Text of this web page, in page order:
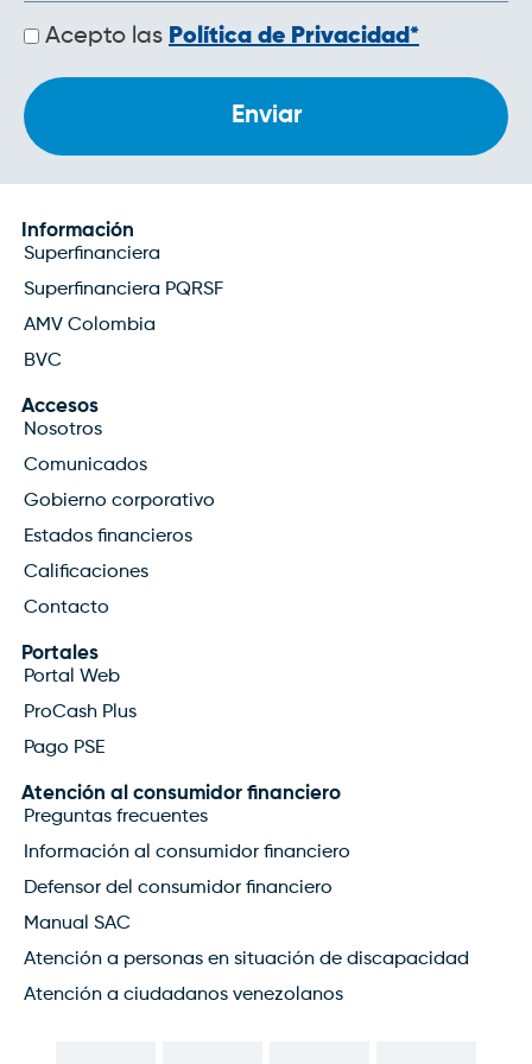
Políticas
de
Acepto las Política de Privacidad*
Información
Superfinanciera
Superfinanciera PQRSF
AMV Colombia
BVC
Accesos
Nosotros
Comunicados
Gobierno corporativo
Estados financieros
Calificaciones
Contacto
Portales
Portal Web
ProCash Plus
Pago PSE
Atención al consumidor financiero
Preguntas frecuentes
Información al consumidor financiero
Defensor del consumidor financiero
Manual SAC
Atención a personas en situación de discapacidad
Atención a ciudadanos venezolanos